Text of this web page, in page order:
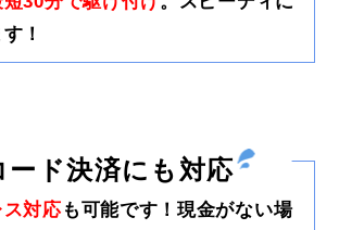
！
ード決済にも対応
ス対応も可能です！現金がない場